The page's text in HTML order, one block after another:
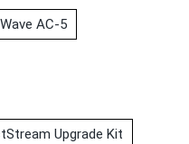
AC-5
Upgrade Kit